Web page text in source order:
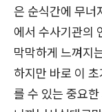
은 순식간에 무너
에서 수사기관의
막막하게 느껴지
하지만 바로 이
를 수 있는 중요